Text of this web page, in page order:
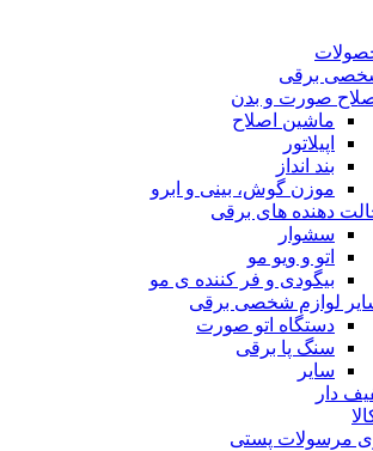
برقی
صورت و بدن
ماشین اصلاح
اپیلاتور
بند انداز
موزن گوش، بینی و ابرو
دهنده های برقی
سشوار
اتو و ویو مو
بیگودی و فر کننده ی مو
لوازم شخصی برقی
دستگاه اتو صورت
سنگ پا برقی
سایر
دار
مرسولات پستی